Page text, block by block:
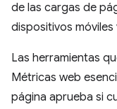
de las cargas de
dispositivos
Las herramientas
Métricas web
página aprueba si